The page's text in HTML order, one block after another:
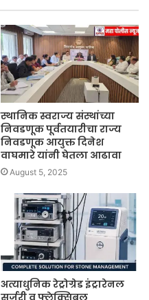
स्थानिक स्वराज्य संस्थांच्या
निवडणूक पूर्वतयारीचा राज्य
निवडणूक आयुक्त दिनेश
वाघमारे यांनी घेतला आढावा
August 5, 2025
अत्याधुनिक रेट्रोग्रेड इंट्रारेनल